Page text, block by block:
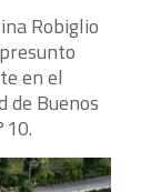
Robiglio
en el
de Buenos